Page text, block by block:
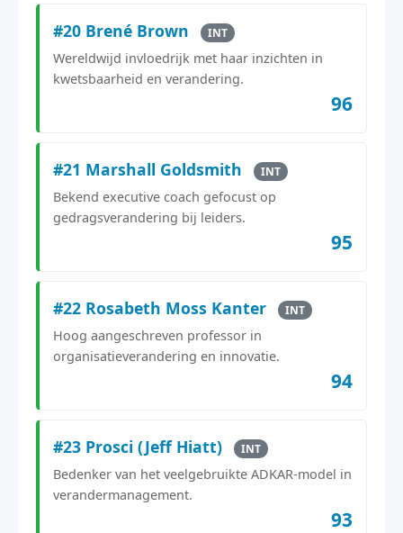
#20 Brené Brown INT
Wereldwijd invloedrijk met haar inzichten in
kwetsbaarheid en verandering.
96
#21 Marshall Goldsmith INT
Bekend executive coach gefocust op
gedragsverandering bij leiders.
95
#22 Rosabeth Moss Kanter INT
Hoog aangeschreven professor in
organisatieverandering en innovatie.
94
#23 Prosci (Jeff Hiatt) INT
Bedenker van het veelgebruikte ADKAR-model in
verandermanagement.
93